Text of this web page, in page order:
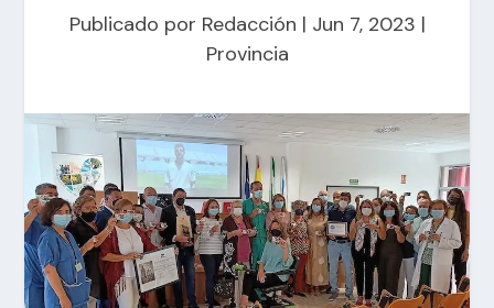
Publicado por Redacción | Jun 7, 2023 |
Provincia